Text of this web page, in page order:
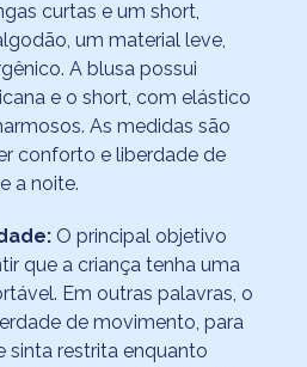
curtas e um short,
um material leve,
A blusa possui
e o short, com elástico
As medidas são
conforto e liberdade de
a noite.
O principal objetivo
que a criança tenha uma
Em outras palavras, o
de movimento, para
sinta restrita enquanto